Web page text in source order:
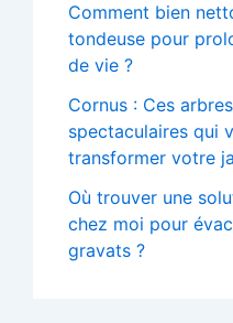
Comment bien
tondeuse pour
de vie ?
Cornus : Ces
spectaculaires qui
transformer votre
Où trouver une
chez moi pour
gravats ?